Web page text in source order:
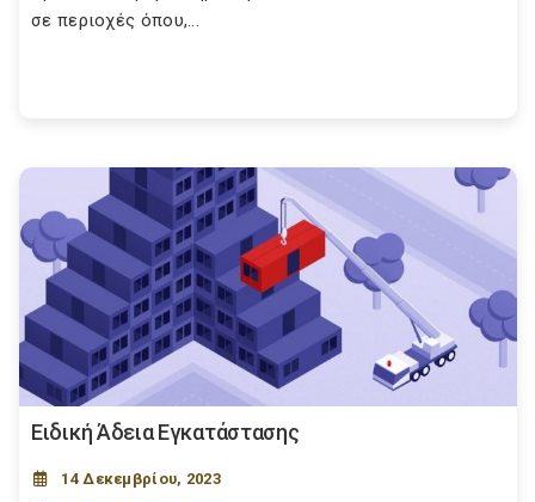
σε περιοχές όπου,...
Ειδική Άδεια Εγκατάστασης
14 Δεκεμβρίου, 2023